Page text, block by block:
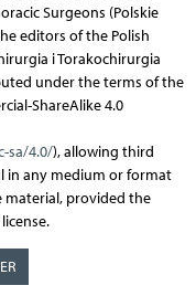
Surgeons (Polskie
editors of the Polish
i Torakochirurgia
under the terms of the
ShareAlike 4.0
sa/4.0/), allowing third
in any medium or format
provided the